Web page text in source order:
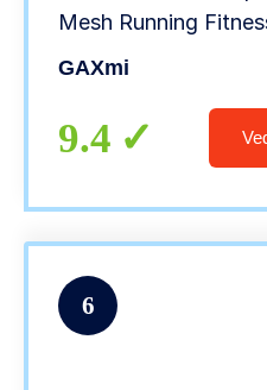
Mesh Running
Basket Sport Rosa
GAXmi
9.4
6